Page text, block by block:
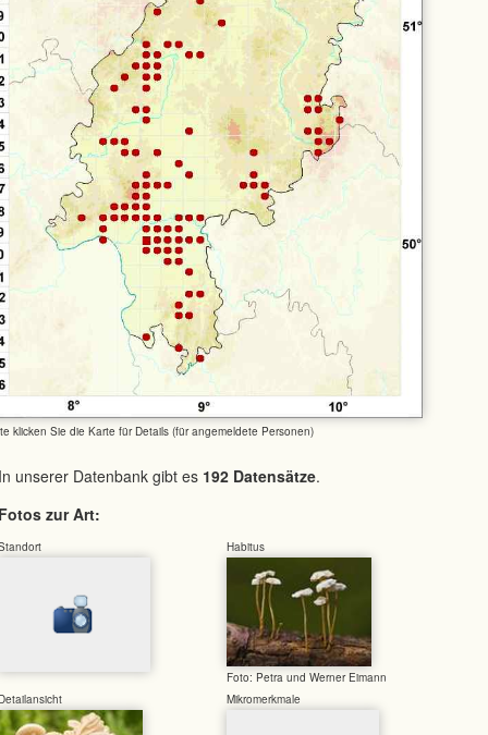
klicken Sie die Karte für Details (für angemeldete Personen)
unserer Datenbank gibt es 192 Datensätze.
zur Art:
Habitus
Foto: Petra und Werner Eimann
Mikromerkmale